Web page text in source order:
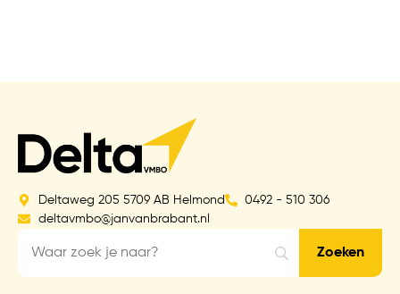
Deltaweg 205 5709 AB Helmond
0492 - 510 306
deltavmbo@janvanbrabant.nl